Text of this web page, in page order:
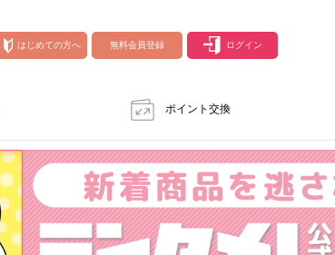
はじめての方へ 無料会員登録 ログイン
ポイント交換